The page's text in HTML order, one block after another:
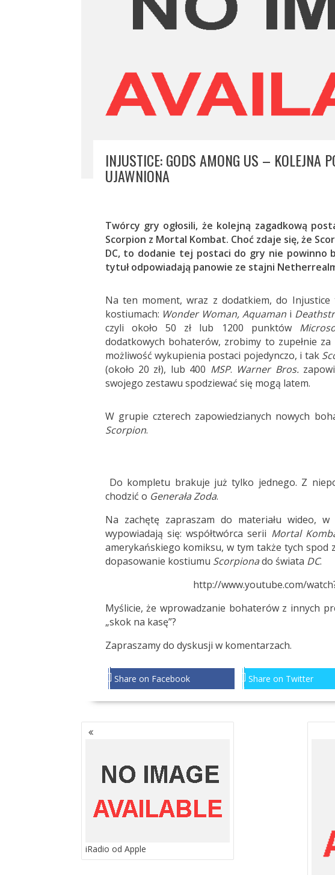
INJUSTICE: GODS AMONG US – KOLEJNA
UJAWNIONA
Twórcy gry ogłosili, że kolejną zagadkową
Scorpion z Mortal Kombat. Choć zdaje się, że
DC, to dodanie tej postaci do gry nie powinno
tytuł odpowiadają panowie ze stajni
Na ten moment, wraz z dodatkiem, do
kostiumach: Wonder Woman, Aquaman i
czyli około 50 zł lub 1200 punktów
dodatkowych bohaterów, zrobimy to zupełnie
możliwość wykupienia postaci pojedynczo, i tak
(około 20 zł), lub 400 MSP. Warner Bros.
swojego zestawu spodziewać się mogą latem.
W grupie czterech zapowiedzianych nowych
Scorpion.
Do kompletu brakuje już tylko jednego. Z
chodzić o Generała Zoda.
Na zachętę zapraszam do materiału wideo,
wypowiadają się: współtwórca serii Mortal
amerykańskiego komiksu, w tym także tych spod
dopasowanie kostiumu Scorpionado świata DC.
http://www.youtube.com/
Myślicie, że wprowadzanie bohaterów z innych
„skok na kasę”?
Zapraszamy do dyskusji w komentarzach.
Share on Facebook Share on Twitter
NAWIGACJA
PO
iRadio od Apple